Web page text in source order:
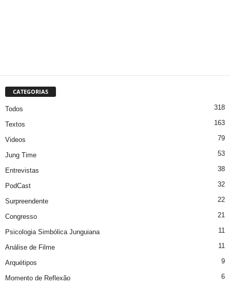
CATEGORIAS
Todos 318
Textos 163
Videos 79
Jung Time 53
Entrevistas 38
PodCast 32
Surpreendente 22
Congresso 21
Psicologia Simbólica Junguiana 11
Análise de Filme 11
Arquétipos 9
Momento de Reflexão 6